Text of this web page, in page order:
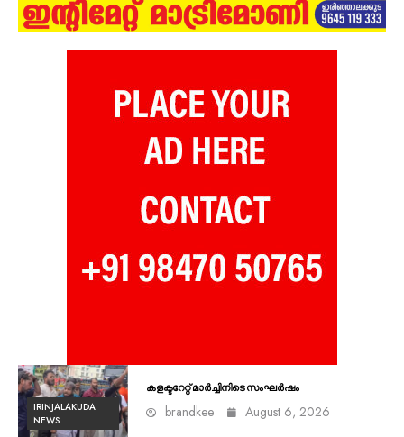
IRINJALAKUDA
NEWS
കളക്ടറേറ്റ് മാർച്ചിനിടെ സംഘർഷം
brandkee August 6, 2026